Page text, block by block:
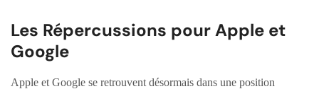
Les Répercussions pour Apple et
Google
Apple et Google se retrouvent désormais dans une position